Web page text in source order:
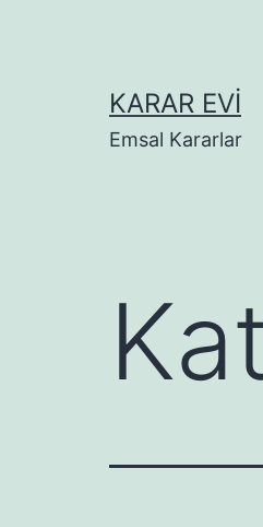
KARAR EVI
Emsal Kararlar